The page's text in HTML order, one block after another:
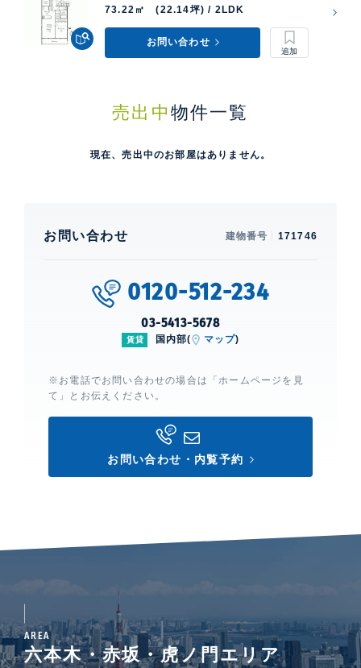
73.22㎡ (22.14坪) / 2LDK
お問い合わせ
売出中 物件一覧
現在、売出中のお部屋はありません。
お問い合わせ 建物番号 171746
0120-512-234
03-5413-5678
賃貸 国内部( マップ)
※お電話でお問い合わせの場合は「ホームページを見
て」とお伝えください。
お問い合わせ・内覧予約
AREA
六本木・赤坂・虎ノ門エリア